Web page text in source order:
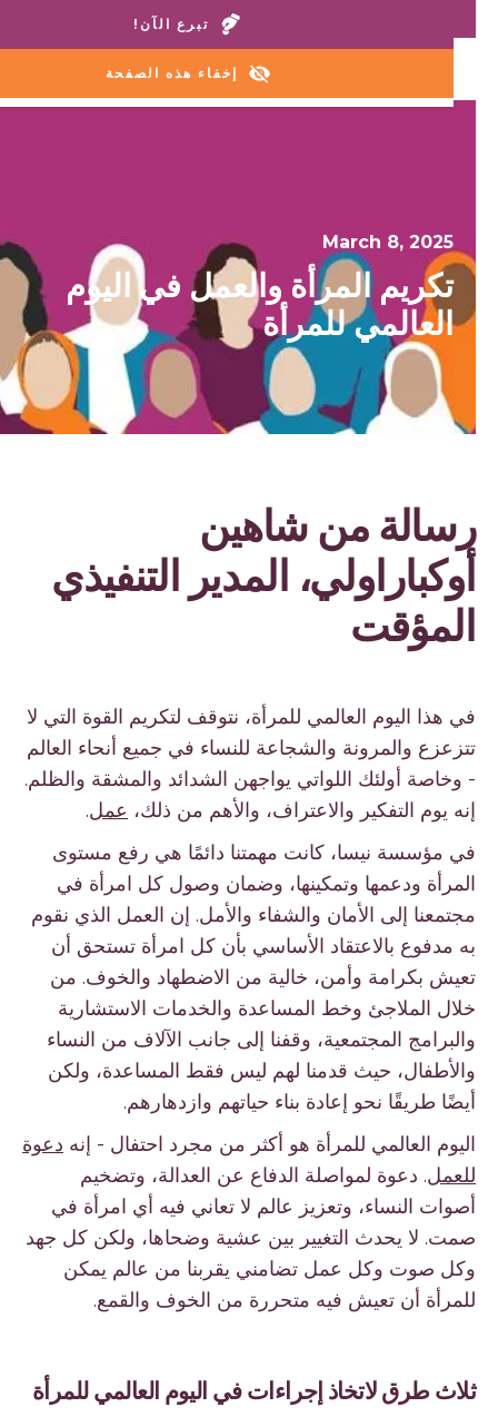
اتصل بمنازلنا أو خط المساعدة: +1 888 711 6472
تبرع الآن!
إخفاء هذه الصفحة
March 8, 2025
تكريم المرأة والعمل في اليوم
العالمي للمرأة
رسالة من شاهين
أوكباراولي، المدير التنفيذي
المؤقت
في هذا اليوم العالمي للمرأة، نتوقف لتكريم القوة التي لا
تتزعزع والمرونة والشجاعة للنساء في جميع أنحاء العالم
- وخاصة أولئك اللواتي يواجهن الشدائد والمشقة والظلم.
إنه يوم التفكير والاعتراف، والأهم من ذلك،عمل.
في مؤسسة نيسا، كانت مهمتنا دائمًا هي رفع مستوى
المرأة ودعمها وتمكينها، وضمان وصول كل امرأة في
مجتمعنا إلى الأمان والشفاء والأمل. إن العمل الذي نقوم
به مدفوع بالاعتقاد الأساسي بأن كل امرأة تستحق أن
تعيش بكرامة وأمن، خالية من الاضطهاد والخوف. من
خلال الملاجئ وخط المساعدة والخدمات الاستشارية
والبرامج المجتمعية، وقفنا إلى جانب الآلاف من النساء
والأطفال، حيث قدمنا لهم ليس فقط المساعدة، ولكن
أيضًا طريقًا نحو إعادة بناء حياتهم وازدهارهم.
اليوم العالمي للمرأة هو أكثر من مجرد احتفال - إنهدعوة
للعمل. دعوة لمواصلة الدفاع عن العدالة، وتضخيم
أصوات النساء، وتعزيز عالم لا تعاني فيه أي امرأة في
صمت. لا يحدث التغيير بين عشية وضحاها، ولكن كل جهد
وكل صوت وكل عمل تضامني يقربنا من عالم يمكن
للمرأة أن تعيش فيه متحررة من الخوف والقمع.
ثلاث طرق لاتخاذ إجراءات في اليوم العالمي للمرأة